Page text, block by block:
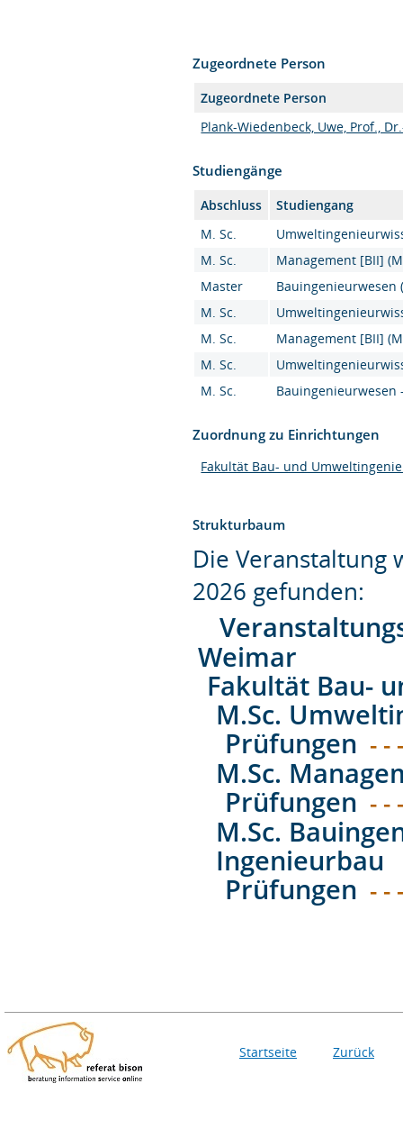
Zugeordnete Person
Zugeordnete Person
Plank-Wiedenbeck, Uwe, Prof.,
Studiengänge
Abschluss
Studiengang
M. Sc.
M. Sc.
Management [BII]
Master
Bauingenieurwesen
M. Sc.
M. Sc.
Management [BII]
M. Sc.
M. Sc.
Bauingenieurwesen
Zuordnung zu Einrichtungen
Fakultät Bau- und
Strukturbaum
Die Veranstaltung
2026 gefunden:
Weimar
Fakultät Bau-
M.Sc.
Prüfungen - -
M.Sc.
Prüfungen - -
M.Sc.
Ingenieurbau
Prüfungen - -
Startseite Zurück